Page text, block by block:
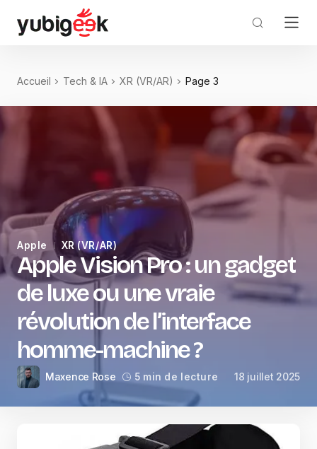
Accueil Tech & IA XR (VR/AR) Page 3
Apple XR (VR/AR)
Apple Vision Pro : un gadget
de luxe ou une vraie
révolution de l’interface
homme-machine ?
Maxence Rose 5 min de lecture 18 juillet 2025